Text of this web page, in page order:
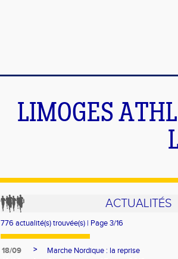
LIMOGES
ACTUALITÉS
776 actualité(s) trouvée(s) | Page 3/16
18/09 >
Marche Nordique : la reprise